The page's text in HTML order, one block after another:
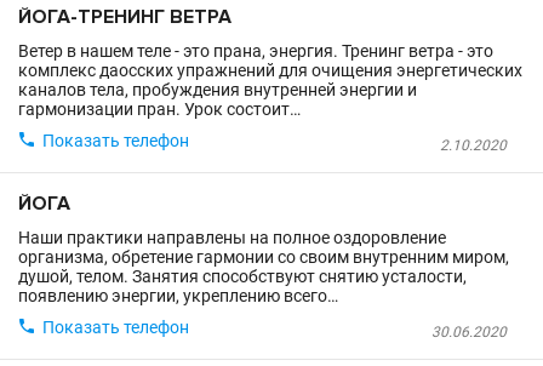
ЙОГА-ТРЕНИНГ ВЕТРА
Ветер в нашем теле - это прана, энергия. Тренинг ветра - это
комплекс даосских упражнений для очищения энергетических
каналов тела, пробуждения внутренней энергии и
гармонизации пран. Урок состоит…
2.10.2020
 Показать телефон
ЙОГА
Наши практики направлены на полное оздоровление
организма, обретение гармонии со своим внутренним миром,
душой, телом. Занятия способствуют снятию усталости,
появлению энергии, укреплению всего…
30.06.2020
 Показать телефон